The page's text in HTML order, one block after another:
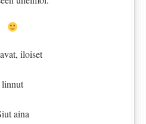
iloiset
linnut
aina